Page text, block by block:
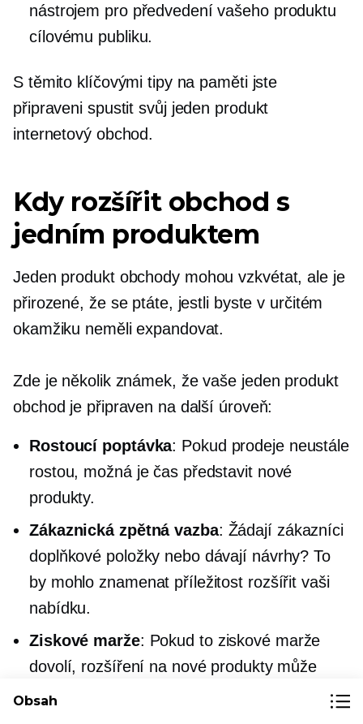
nástrojem pro předvedení vašeho produktu
cílovému publiku.
S těmito klíčovými tipy na paměti jste
připraveni spustit svůj jeden produkt
internetový obchod.
Kdy rozšířit obchod s
jedním produktem
Jeden produktobchody mohou vzkvétat, ale je
přirozené, že se ptáte, jestli byste v určitém
okamžiku neměli expandovat.
Zde je několik známek, že vaše jeden produkt
obchod je připraven na další úroveň:
Rostoucí poptávka: Pokud prodeje neustále
rostou, možná je čas představit nové
produkty.
Zákaznická zpětná vazba: Žádají zákazníci
doplňkové položky nebo dávají návrhy? To
by mohlo znamenat příležitost rozšířit vaši
nabídku.
Ziskové marže: Pokud to ziskové marže
dovolí, rozšíření na nové produkty může
diverzifikovat toky příjmů a zvýšit celkový
Obsah